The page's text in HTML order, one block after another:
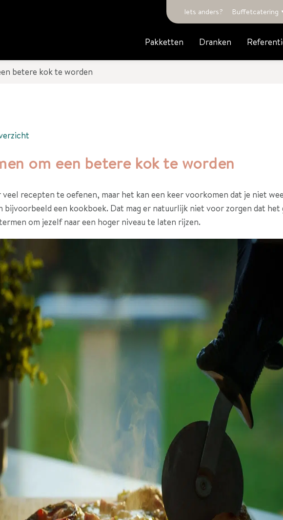
Iets anders? Buffetcatering
Pakketten Dranken
betere kok te worden
om een betere kok te worden
recepten te oefenen, maar het kan een keer voorkomen dat je niet
bijvoorbeeld een kookboek. Dat mag er natuurlijk niet voor zorgen dat
om jezelf naar een hoger niveau te laten rijzen.